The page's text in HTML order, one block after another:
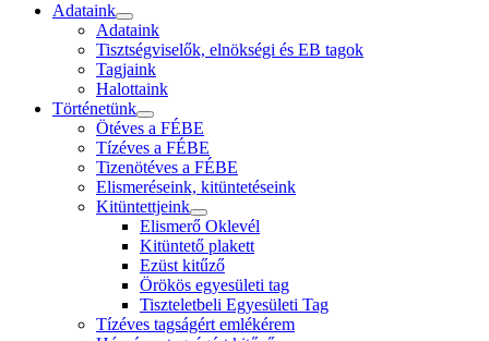
Adataink
Adataink
Tisztségviselők, elnökségi és EB tagok
Tagjaink
Halottaink
Történetünk
Ötéves a FÉBE
Tízéves a FÉBE
Tizenötéves a FÉBE
Elismeréseink, kitüntetéseink
Kitüntettjeink
Elismerő Oklevél
Kitüntető plakett
Ezüst kitűző
Örökös egyesületi tag
Tiszteletbeli Egyesületi Tag
Tízéves tagságért emlékérem